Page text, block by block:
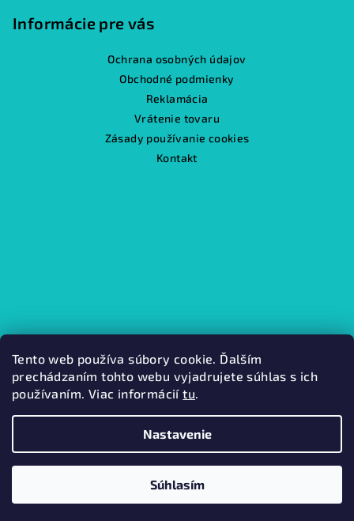
Tento web používa súbory cookie. Ďalším
prechádzaním tohto webu vyjadrujete súhlas s ich
používaním. Viac informáciítu.
Nastavenie
Súhlasím
Informácie pre vás
Ochrana osobných údajov
Obchodné podmienky
Reklamácia
Vrátenie tovaru
Zásady používanie cookies
Kontakt
Kamenná predajňa
Vytvoril Shoptet